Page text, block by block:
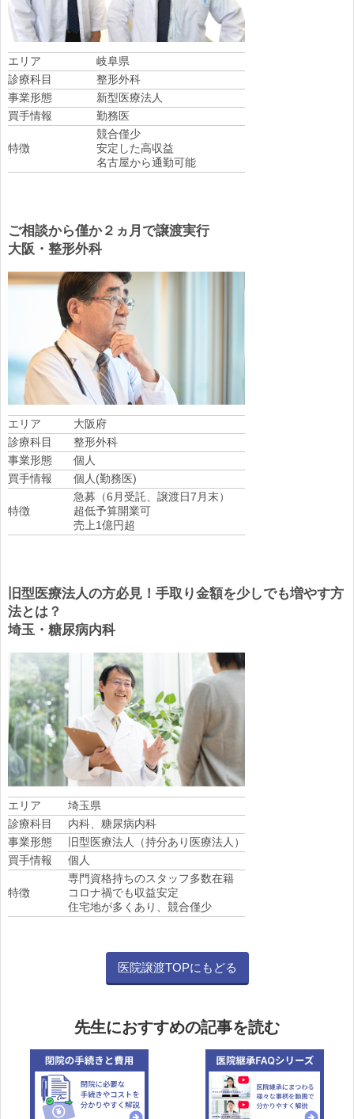
エリア
岐阜県
診療科目
整形外科
事業形態
新型医療法人
買手情報
勤務医
特徴
競合僅少
安定した高収益
名古屋から通勤可能
ご相談から僅か２ヵ月で譲渡実行
大阪・整形外科
エリア
大阪府
診療科目
整形外科
事業形態
個人
買手情報
個人(勤務医)
特徴
急募（6月受託、譲渡日7月末）
超低予算開業可
売上1億円超
旧型医療法人の方必見！手取り金額を少しでも増やす方
法とは？
埼玉・糖尿病内科
エリア
埼玉県
診療科目
内科、糖尿病内科
事業形態
旧型医療法人（持分あり医療法人）
買手情報
個人
特徴
専門資格持ちのスタッフ多数在籍
コロナ禍でも収益安定
住宅地が多くあり、競合僅少
医院譲渡TOPにもどる
先生におすすめの記事を読む